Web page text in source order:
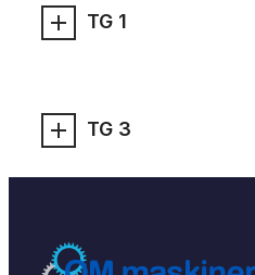
TG 1
TG 3